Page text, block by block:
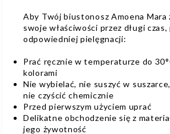
Aby Twój biustonosz Amoena Mara
swoje właściwości przez długi
odpowiedniej pielęgnacji:
Prać ręcznie w temperaturze do
kolorami
Nie wybielać, nie suszyć w
nie czyścić chemicznie
Przed pierwszym użyciem uprać
Delikatne obchodzenie się z
jego żywotność